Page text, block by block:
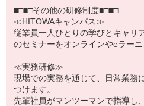
■□■□その他の研修制度■□■□
≪HITOWAキャンパス≫
従業員一人ひとりの学びとキャリ
のセミナーをオンラインやeラー
≪実務研修≫
現場での実務を通じて、日常業務
つけます。
先輩社員がマンツーマンで指導し